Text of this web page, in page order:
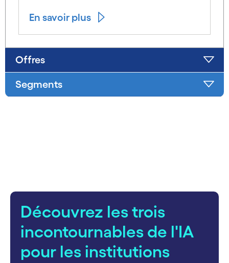
En savoir plus
Offres
Segments
Découvrez les trois
incontournables de l'IA
pour les institutions